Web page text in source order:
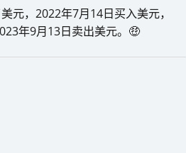
元，2022年7月14日买入美元，
年9月13日卖出美元。🤑